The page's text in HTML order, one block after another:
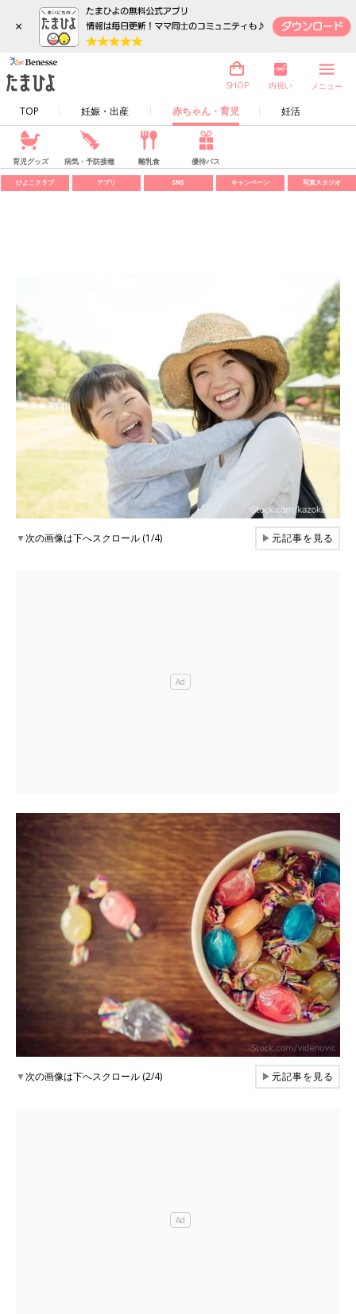
×
TOP 妊娠・出産 赤ちゃん・育児 妊活
SHOP 内祝い メニュー
育児グッズ 病気・予防接種 離乳食 優待パス
ひよこクラブ アプリ SNS キャンペーン 写真スタジオ
▼次の画像は下へスクロール (1/4) ▶元記事を見る
▼次の画像は下へスクロール (2/4) ▶元記事を見る